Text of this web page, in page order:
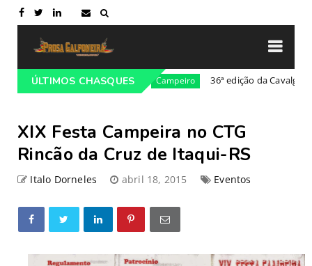
ÚLTIMOS CHASQUES
da Costa Doce Campeiro 36ª edição da Cavalgada do
XIX Festa Campeira no CTG
Rincão da Cruz de Itaqui-RS
Italo Dorneles abril 18, 2015 Eventos